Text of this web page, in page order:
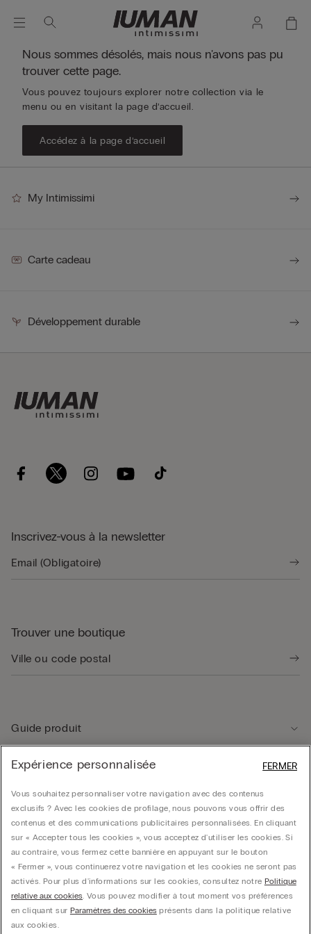
Nous sommes désolés, mais nous n'avons pas pu
trouver cette page.
Vous pouvez toujours explorer notre collection via le
menu ou en visitant la page d’accueil.
Accédez à la page d’accueil
My Intimissimi
Carte cadeau
Développement durable
Inscrivez-vous à la newsletter
Trouver une boutique
Guide produit
Service client
Données légales
Société
© CALZEDONIA SpA, Via Monte Baldo, 20 - 37062 - Dossobuono di Villafranca (VR) -
Expérience personnalisée
Vous souhaitez personnaliser votre navigation avec des contenus
exclusifs ? Avec les cookies de profilage, nous pouvons vous offrir des
contenus et des communications publicitaires personnalisées. En cliquant
sur « Accepter tous les cookies », vous acceptez d'utiliser les cookies. Si
au contraire, vous fermez cette bannière en appuyant sur le bouton
« Fermer », vous continuerez votre navigation et les cookies ne seront pas
activés. Pour plus d'informations sur les cookies, consultez notre Politique
relative aux cookies. Vous pouvez modifier à tout moment vos préférences
en cliquant sur Paramètres des cookiesprésents dans la politique relative
aux cookies.
FERMER